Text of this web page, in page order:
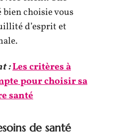
choisie vous
d’esprit et
:Les critères à
pour choisir sa
santé
de santé